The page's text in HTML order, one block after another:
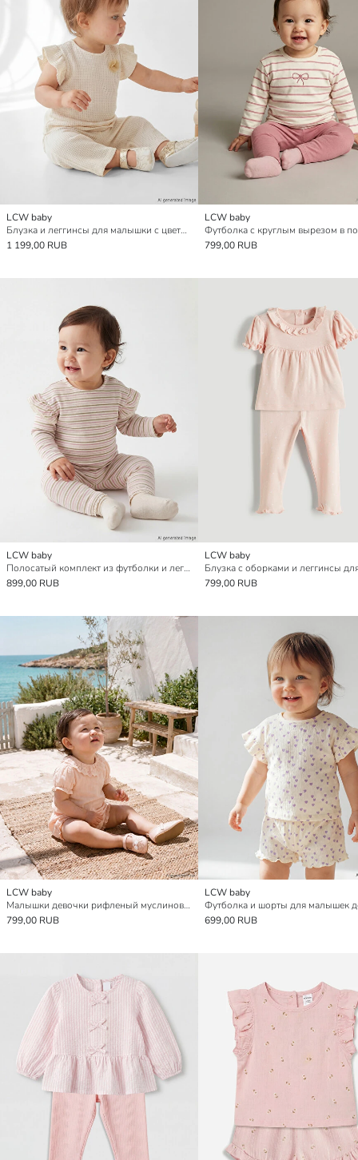
LCW baby
Блузка и леггинсы для малышки с цветочным аппликацией и оборками
1 199,00 RUB
LCW baby
799,00 RUB
LCW baby
Полосатый комплект из футболки и леггинсов для малышек девочек
899,00 RUB
LCW baby
799,00 RUB
LCW baby
Малышки девочки рифленый муслиновый боди и комплект шорт
799,00 RUB
LCW baby
699,00 RUB